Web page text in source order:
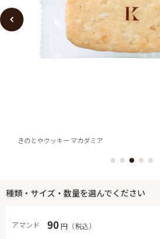
きのとやクッキー マカダミア
種類・サイズ・数量を選んでください
アマンド 90円（税込）